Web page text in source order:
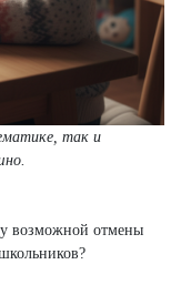
так и
возможной отмены